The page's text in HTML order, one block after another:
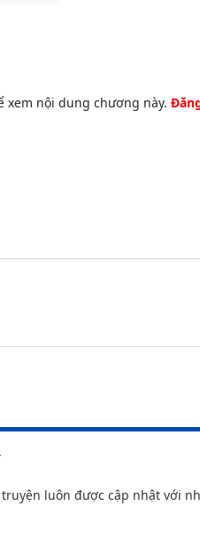
xem nội dung chương này.
luôn được cập nhật với